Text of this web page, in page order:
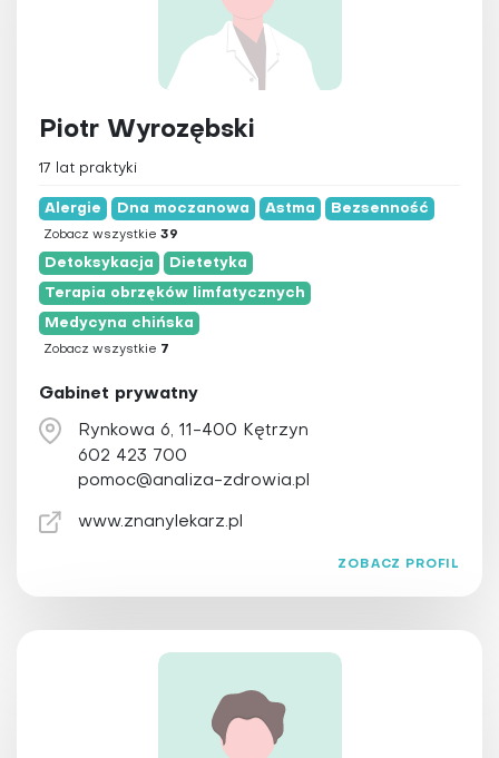
Medycyna integracyjna
Medycyna Tyberańska
Medytacja
Osteopatia
Ozonoterapia
Pilates
Pinoterapia
Plazmoterapia
Psychoterapia
Qigong
Świecowanie uszu
Tai Chi
Piotr Wyrozębski
17 lat praktyki
Alergie Dna moczanowa Astma Bezsenność
Zobacz wszystkie 39
Detoksykacja Dietetyka
Terapia obrzęków limfatycznych
Medycyna chińska
Zobacz wszystkie 7
Gabinet prywatny
Rynkowa 6, 11-400 Kętrzyn
602 423 700
pomoc@analiza-zdrowia.pl
www.znanylekarz.pl
ZOBACZ PROFIL